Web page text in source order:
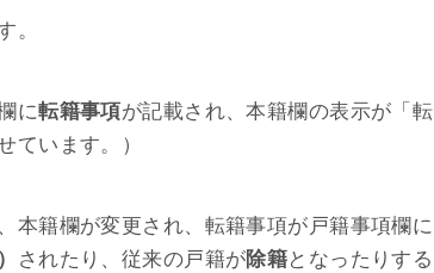
。
に転籍事項が記載され、本籍欄の表示が「転
ています。）
本籍欄が変更され、転籍事項が戸籍事項欄に
されたり、従来の戸籍が除籍となったりする